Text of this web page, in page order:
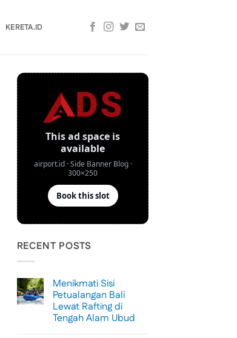
KERETA.ID
RECENT POSTS
Menikmati Sisi
Petualangan Bali
Lewat Rafting di
Tengah Alam Ubud